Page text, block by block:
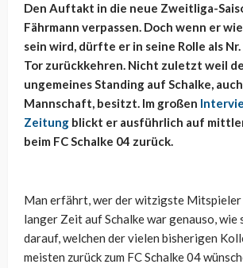
Den Auftakt in die neue Zweitliga-
Fährmann verpassen. Doch wenn er
sein wird, dürfte er in seine Rolle als Nr.
Tor zurückkehren. Nicht zuletzt weil
ungemeines Standing auf Schalke,
Mannschaft, besitzt. Im großen
Zeitung blickt er ausführlich auf
beim FC Schalke 04 zurück.
Man erfährt, wer der witzigste Mitspieler
langer Zeit auf Schalke war genauso,
darauf, welchen der vielen bisherigen
meisten zurück zum FC Schalke 04